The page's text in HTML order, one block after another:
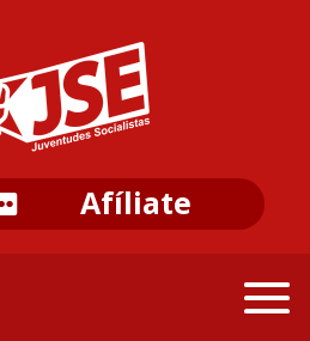
Afíliate